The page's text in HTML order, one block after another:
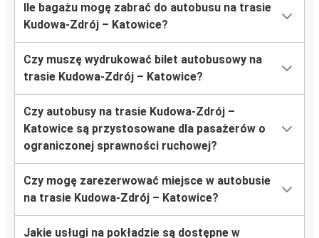
Ile bagażu mogę zabrać do autobusu na trasie
Kudowa-Zdrój – Katowice?
Czy muszę wydrukować bilet autobusowy na
trasie Kudowa-Zdrój – Katowice?
Czy autobusy na trasie Kudowa-Zdrój –
Katowice są przystosowane dla pasażerów o
ograniczonej sprawności ruchowej?
Czy mogę zarezerwować miejsce w autobusie
na trasie Kudowa-Zdrój – Katowice?
Jakie usługi na pokładzie są dostępne w